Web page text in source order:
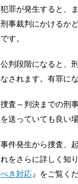
犯罪が発生すると、
刑事裁判にかけるか
です。
公判段階になると、
なされます。有罪に
捜査～判決までの刑
を送っていても良い
事件発生から捜査、
れをさらに詳しく知
べき対応 』をご覧く